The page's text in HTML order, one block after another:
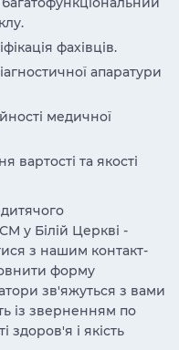
фахівців.
апаратури
медичної
вартості та якості
у Білій Церкві -
з нашим контакт-
форму
зв'яжуться з вами
із зверненням по
здоров'я і якість